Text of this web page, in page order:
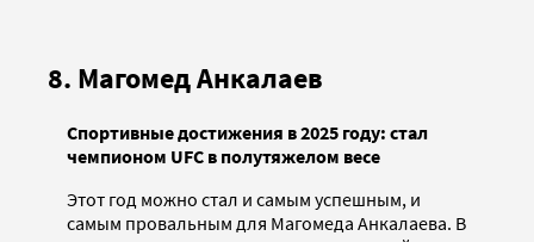
8. Магомед Анкалаев
Спортивные достижения в 2025 году: стал
чемпионом UFC в полутяжелом весе
Этот год можно стал и самым успешным, и
самым провальным для Магомеда Анкалаева. В